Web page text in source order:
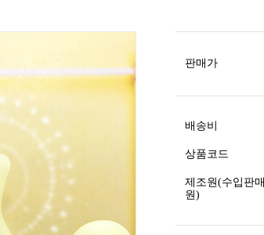
판매가
배송비
상품코드
제조원(수입판매
원)